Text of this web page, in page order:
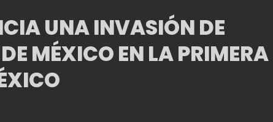
UNA INVASIÓN DE
MÉXICO EN LA PRIMERA